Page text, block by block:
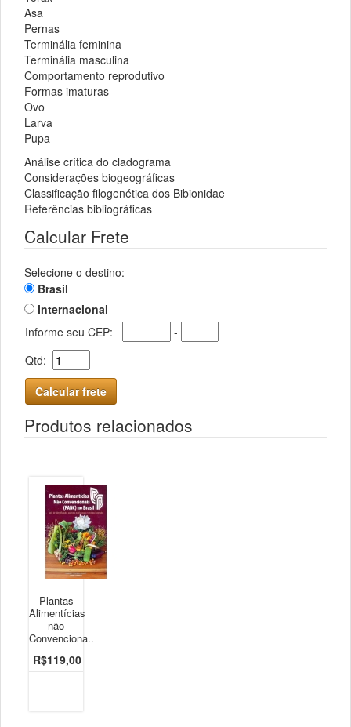
Asa
Pernas
Terminália feminina
Terminália masculina
Comportamento reprodutivo
Formas imaturas
Ovo
Larva
Pupa
Análise crítica do cladograma
Considerações biogeográficas
Classificação filogenética dos Bibionidae
Referências bibliográficas
Calcular Frete
Selecione o destino:
Brasil
Internacional
Informe seu CEP:
-
Qtd:
Calcular frete
Produtos relacionados
Plantas
Alimentícias
não
Convenciona..
R$119,00